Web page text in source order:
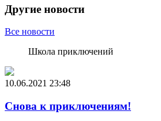
Другие новости
Все новости
Школа приключений
10.06.2021 23:48
Снова к приключениям!